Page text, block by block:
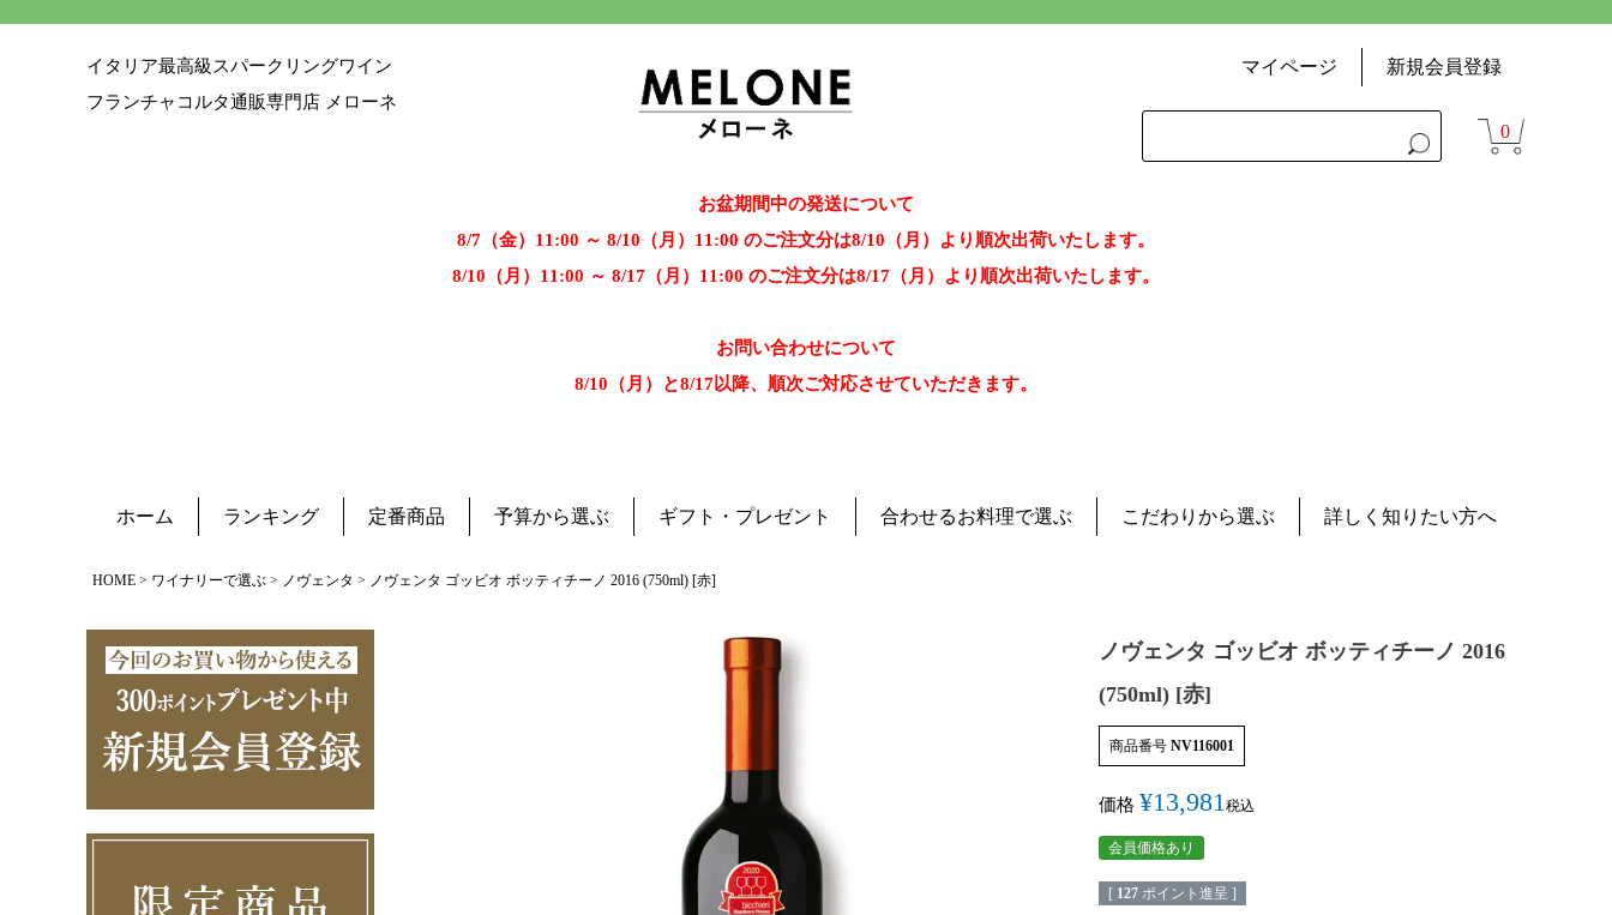
イタリア最高級スパークリングワイン
フランチャコルタ通販専門店 メローネ
マイページ 新規会員登録
0
お盆期間中の発送について
8/7（金）11:00 ～ 8/10（月）11:00 のご注文分は8/10（月）より順次出荷いたします。
8/10（月）11:00 ～ 8/17（月）11:00 のご注文分は8/17（月）より順次出荷いたします。
お問い合わせについて
8/10（月）と8/17以降、順次ご対応させていただきます。
ホーム ランキング 定番商品 予算から選ぶ ギフト・プレゼント 合わせるお料理で選ぶ こだわりから選ぶ 詳しく知りたい方へ
HOME ワイナリーで選ぶ ノヴェンタ ノヴェンタ ゴッビオ ボッティチーノ 2016 (750ml) [赤]
ノヴェンタ ゴッビオ ボッティチーノ 2016
(750ml) [赤]
商品番号 NV116001
価格 ¥13,981税込
会員価格あり
[ 127 ポイント進呈 ]